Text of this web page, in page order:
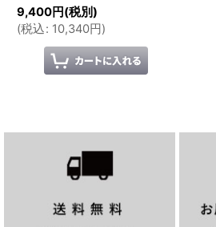
9,400円(税別)
(税込: 10,340円)